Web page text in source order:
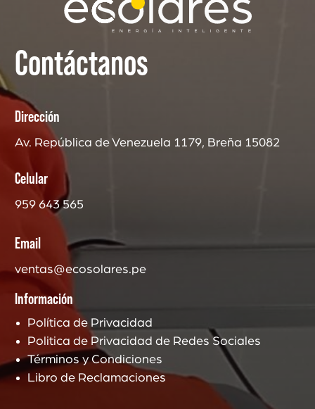
Contáctanos
Dirección
Av. República de Venezuela 1179, Breña 15082
Celular
959 643 565
Email
ventas@ecosolares.pe
Información
Política de Privacidad
Politica de Privacidad de Redes Sociales
Términos y Condiciones
Libro de Reclamaciones